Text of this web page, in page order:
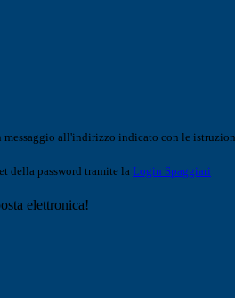
messaggio all'indirizzo indicato con le
della password tramite la Login Spaggiari
elettronica!